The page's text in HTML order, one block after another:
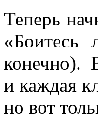
Теперь
«Боитесь
конечно).
и каждая
но вот